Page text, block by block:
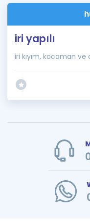
İngilizce Gramer
iri yapılı
iri kıyım, kocaman ve